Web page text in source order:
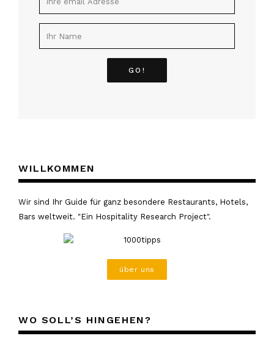
WILLKOMMEN
Wir sind Ihr Guide für ganz besondere Restaurants, Hotels,
Bars weltweit. "Ein Hospitality Research Project".
über uns
WO SOLL’S HINGEHEN?